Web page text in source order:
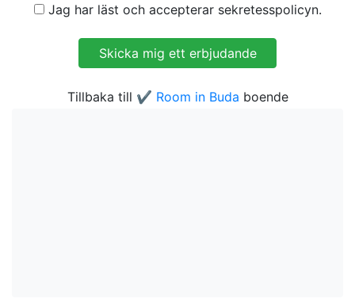
Jag har läst och accepterar sekretesspolicyn.
Tillbaka till ✔️ Room in Buda boende